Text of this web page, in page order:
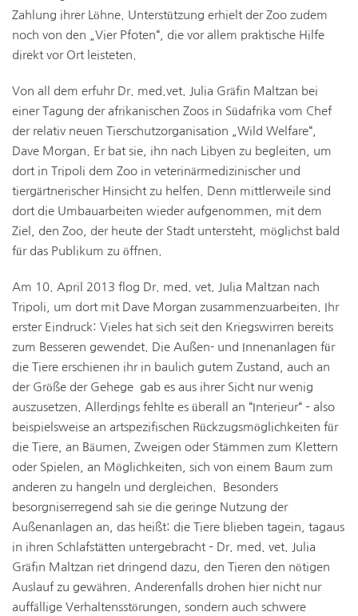
Zahlung ihrer Löhne. Unterstützung erhielt der Zoo zudem
noch von den „Vier Pfoten“, die vor allem praktische Hilfe
direkt vor Ort leisteten.
Von all dem erfuhr Dr. med.vet. Julia Gräfin Maltzan bei
einer Tagung der afrikanischen Zoos in Südafrika vom Chef
der relativ neuen Tierschutzorganisation „Wild Welfare“,
Dave Morgan. Er bat sie, ihn nach Libyen zu begleiten, um
dort in Tripoli dem Zoo in veterinärmedizinischer und
tiergärtnerischer Hinsicht zu helfen. Denn mittlerweile sind
dort die Umbauarbeiten wieder aufgenommen, mit dem
Ziel, den Zoo, der heute der Stadt untersteht, möglichst bald
für das Publikum zu öffnen.
Am 10. April 2013 flog Dr. med. vet. Julia Maltzan nach
Tripoli, um dort mit Dave Morgan zusammenzuarbeiten. Ihr
erster Eindruck: Vieles hat sich seit den Kriegswirren bereits
zum Besseren gewendet. Die Außen- und Innenanlagen für
die Tiere erschienen ihr in baulich gutem Zustand, auch an
der Größe der Gehege gab es aus ihrer Sicht nur wenig
auszusetzen. Allerdings fehlte es überall an “Interieur“ – also
beispielsweise an artspezifischen Rückzugsmöglichkeiten für
die Tiere, an Bäumen, Zweigen oder Stämmen zum Klettern
oder Spielen, an Möglichkeiten, sich von einem Baum zum
anderen zu hangeln und dergleichen. Besonders
besorgniserregend sah sie die geringe Nutzung der
Außenanlagen an, das heißt: die Tiere blieben tagein, tagaus
in ihren Schlafstätten untergebracht – Dr. med. vet. Julia
Gräfin Maltzan riet dringend dazu, den Tieren den nötigen
Auslauf zu gewähren. Anderenfalls drohen hier nicht nur
auffällige Verhaltensstörungen, sondern auch schwere